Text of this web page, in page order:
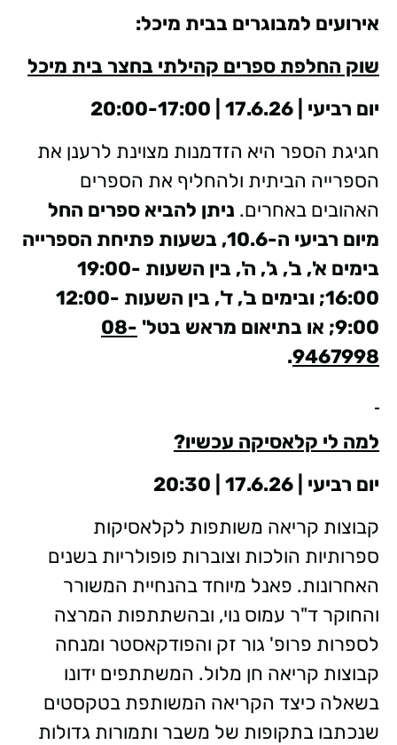
אירועים למבוגרים בבית מיכל:
שוק החלפת ספרים קהילתי בחצר בית מיכל
יום רביעי | 17.6.26 | 20:00-17:00
חגיגת הספר היא הזדמנות מצוינת לרענן את
הספרייה הביתית ולהחליף את הספרים
האהובים באחרים. ניתן להביא ספרים החל
מיום רביעי ה-10.6, בשעות פתיחת הספרייה
בימים א', ב', ג', ה', בין השעות 19:00-
16:00; ובימים ב', ד', בין השעות 12:00-
9:00; או בתיאום מראש בטל'
08-
9467998
.
למה לי קלאסיקה עכשיו?
יום רביעי | 17.6.26 | 20:30
קבוצות קריאה משותפות לקלאסיקות
ספרותיות הולכות וצוברות פופולריות בשנים
האחרונות. פאנל מיוחד בהנחיית המשורר
והחוקר ד"ר עמוס נוי, ובהשתתפות המרצה
לספרות פרופ' גור זק והפודקאסטר ומנחה
קבוצות קריאה חן מלול. המשתתפים ידונו
בשאלה כיצד הקריאה המשותפת בטקסטים
שנכתבו בתקופות של משבר ותמורות גדולות